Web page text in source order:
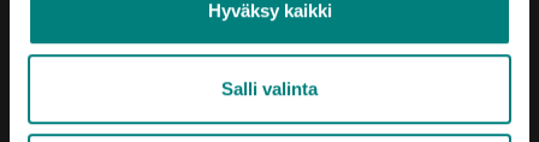
Hyväksy kaikki
Salli valinta
Porin Leijona
28100 Pori